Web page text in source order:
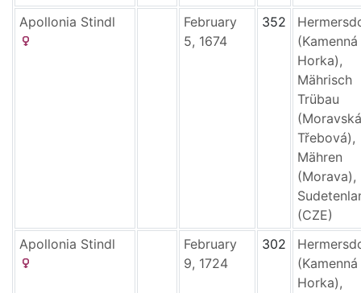
Apollonia Stindl
February
5, 1674
352
(Kamenná
Horka),
Mährisch
Trübau
(Moravská
Třebová),
Mähren
(Morava),
(CZE)
Apollonia Stindl
February
9, 1724
302
(Kamenná
Horka),